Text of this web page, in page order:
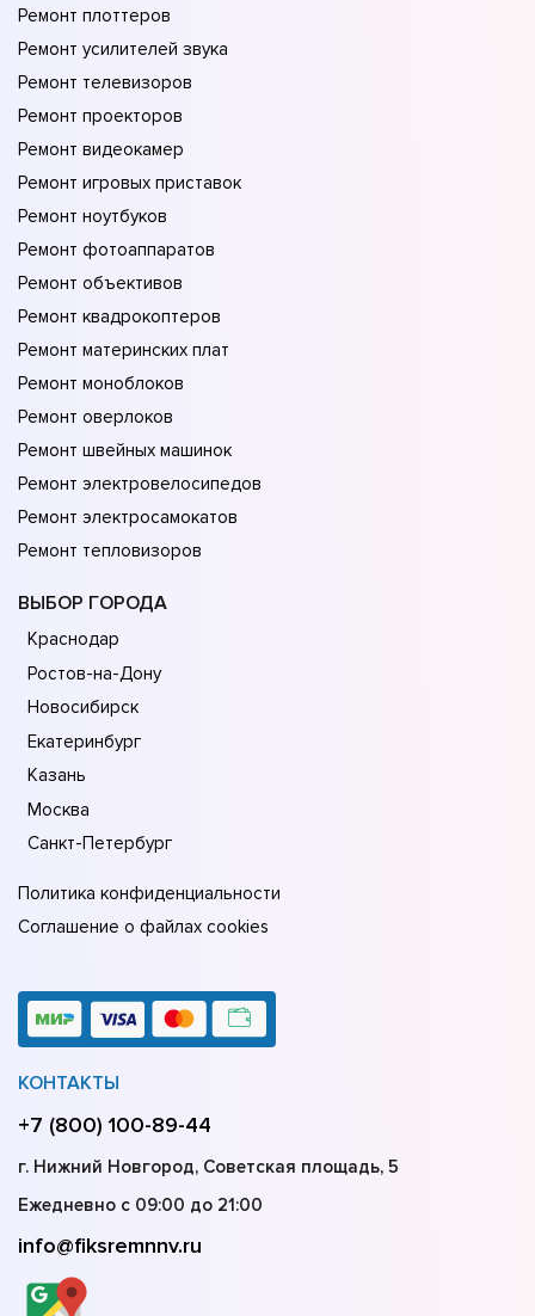
Ремонт плоттеров
Ремонт усилителей звука
Ремонт телевизоров
Ремонт проекторов
Ремонт видеокамер
Ремонт игровых приставок
Ремонт ноутбуков
Ремонт фотоаппаратов
Ремонт объективов
Ремонт квадрокоптеров
Ремонт материнских плат
Ремонт моноблоков
Ремонт оверлоков
Ремонт швейных машинок
Ремонт электровелосипедов
Ремонт электросамокатов
Ремонт тепловизоров
ВЫБОР ГОРОДА
Краснодар
Ростов-на-Дону
Новосибирск
Екатеринбург
Казань
Москва
Санкт-Петербург
Политика конфиденциальности
Соглашение о файлах cookies
КОНТАКТЫ
+7 (800) 100-89-44
г. Нижний Новгород, Советская площадь, 5
Ежедневно с 09:00 до 21:00
info@fiksremnnv.ru